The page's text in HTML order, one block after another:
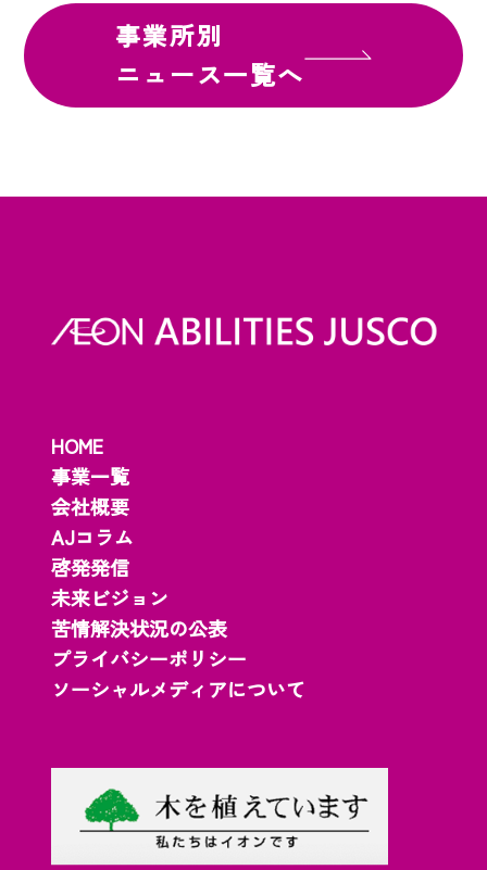
事業所別
ニュース一覧へ
HOME
事業一覧
会社概要
AJコラム
啓発発信
未来ビジョン
苦情解決状況の公表
プライバシーポリシー
ソーシャルメディアについて